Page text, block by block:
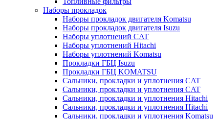
Наборы прокладок
Наборы прокладок двигателя Komatsu
Наборы прокладок двигателя Isuzu
Наборы уплотнений CAT
Наборы уплотнений Hitachi
Наборы уплотнений Komatsu
Прокладки ГБЦ Isuzu
Прокладки ГБЦ KOMATSU
Сальники, прокладки и уплотнения CAT
Сальники, прокладки и уплотнения CAT
Сальники, прокладки и уплотнения Hitachi
Сальники, прокладки и уплотнения Hitachi
Сальники, прокладки и уплотнения Komatsu